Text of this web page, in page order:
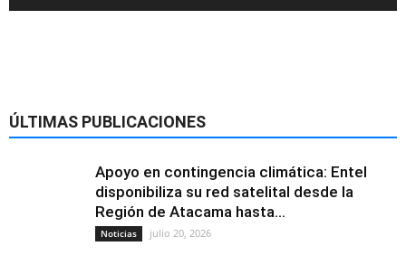
ÚLTIMAS PUBLICACIONES
Apoyo en contingencia climática: Entel
disponibiliza su red satelital desde la
Región de Atacama hasta...
Noticias julio 20, 2026